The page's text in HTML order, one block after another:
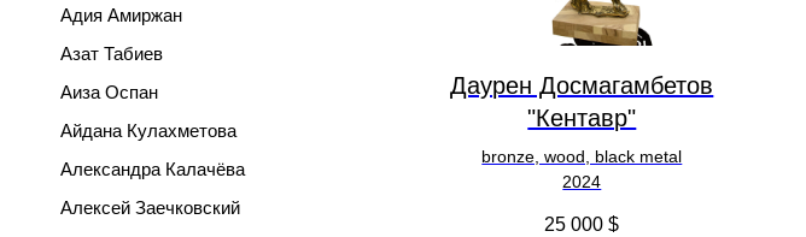
Адия Амиржан
Азат Табиев
Аиза Оспан
Айдана Кулахметова
Александра Калачёва
Алексей Заечковский
Даурен Досмагамбетов
"Кентавр"
bronze, wood, black metal
2024
25 000 $